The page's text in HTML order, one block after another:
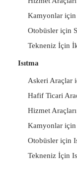
Kamyonlar için
Otobüsler için
Tekneniz İçin
Isıtma
Askeri Araçlar
Hafif Ticari
Hizmet
Kamyonlar için
Otobüsler için
Tekneniz İçin